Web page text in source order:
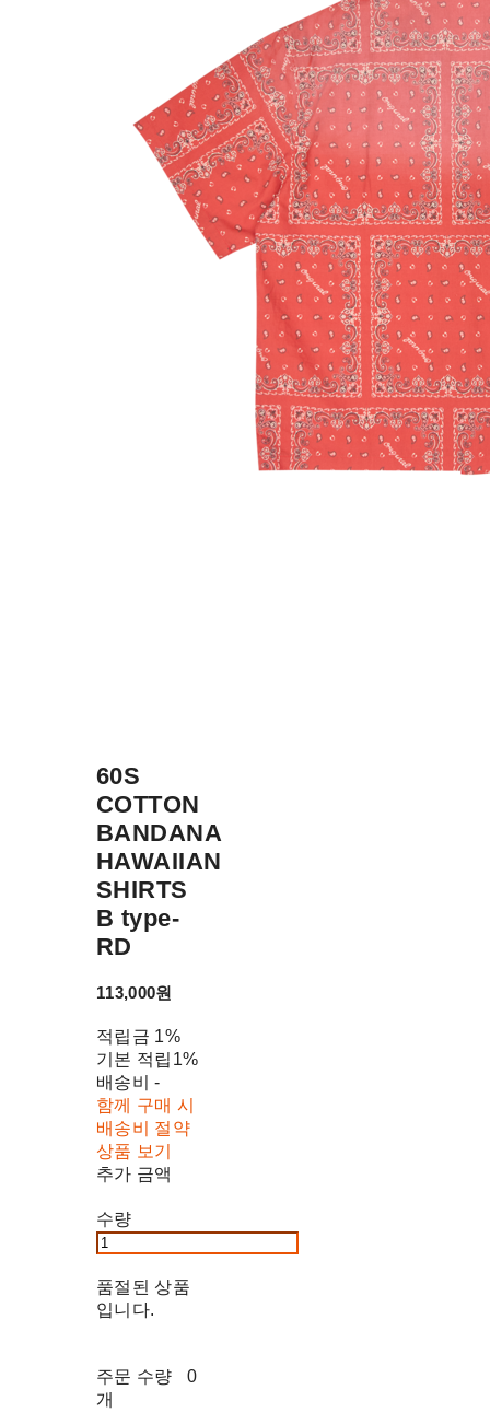
60S
COTTON
BANDANA
HAWAIIAN
SHIRTS
B type-
RD
113,000원
적립금 1%
기본 적립 1%
배송비-
함께 구매 시
배송비 절약
상품 보기
추가 금액
수량
품절된 상품
입니다.
주문 수량
0
개